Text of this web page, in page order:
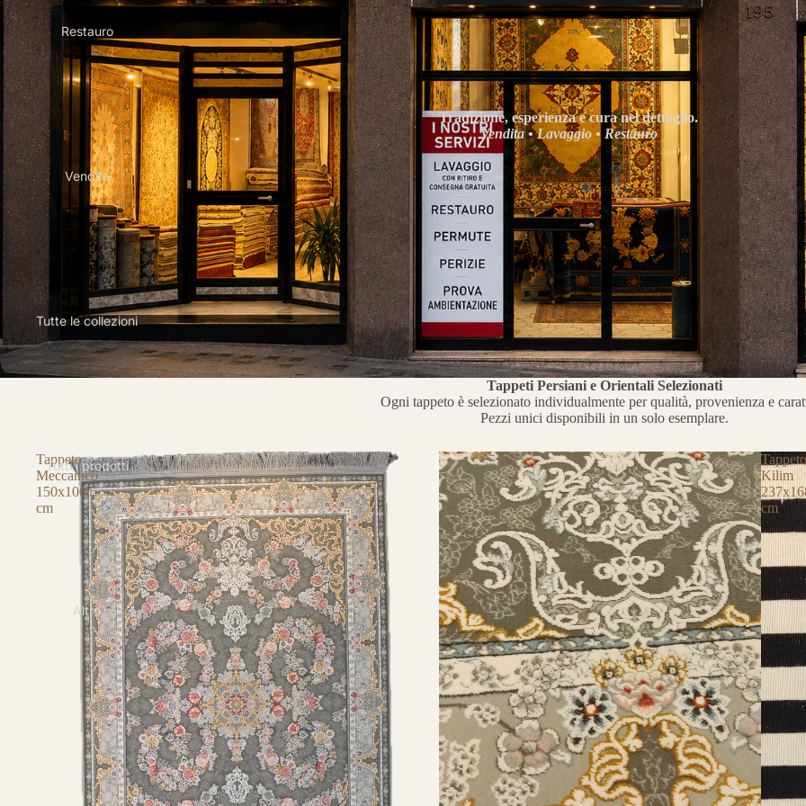
Restauro
Vendita
Tutte le collezioni
Tutti i prodotti
Altro
Tradizione, esperienza e cura nel dettaglio.
Vendita • Lavaggio • Restauro
Tappeti Persiani e Orientali Selezionati
Ogni tappeto è selezionato individualmente per qualità, provenienza e
Pezzi unici disponibili in un solo esemplare.
Tappeto
Meccanico
150x100
cm
Kilim
cm